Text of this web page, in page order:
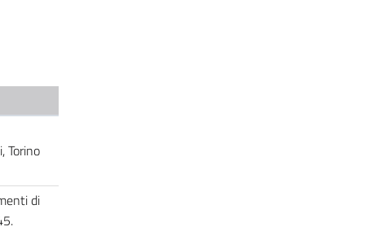
Torino
di